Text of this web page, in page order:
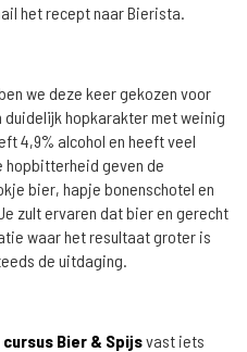
het recept naar Bierista.
we deze keer gekozen voor
duidelijk hopkarakter met weinig
4,9% alcohol en heeft veel
hopbitterheid geven de
bier, hapje bonenschotel en
zult ervaren dat bier en gerecht
waar het resultaat groter is
de uitdaging.
cursus Bier & Spijsvast iets